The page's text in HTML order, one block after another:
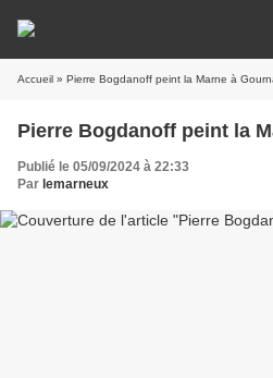
Accueil » Pierre Bogdanoff peint la Marne à
Pierre Bogdanoff peint la
Publié le 05/09/2024 à 22:33
Par lemarneux